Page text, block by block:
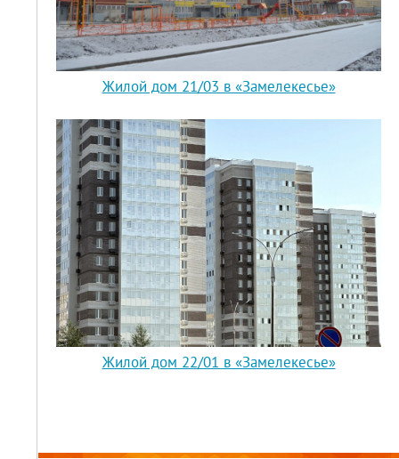
Жилой дом 21/03 в «Замелекесье»
Жилой дом 22/01 в «Замелекесье»